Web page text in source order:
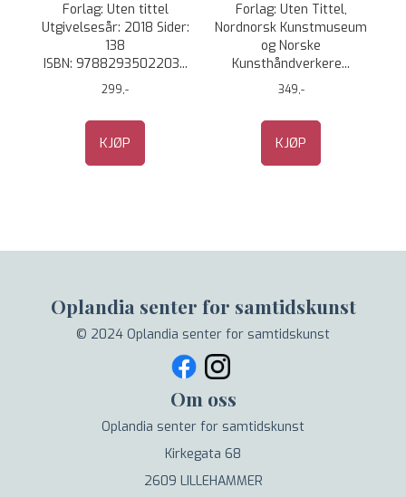
Forlag: Uten tittel
Utgivelsesår: 2018 Sider:
138
ISBN: 9788293502203...
299,-
KJØP
Forlag: Uten Tittel,
Nordnorsk Kunstmuseum
og Norske
Kunsthåndverkere...
349,-
KJØP
Oplandia senter for samtidskunst
© 2024 Oplandia senter for samtidskunst
Om oss
Oplandia senter for samtidskunst
Kirkegata 68
2609 LILLEHAMMER